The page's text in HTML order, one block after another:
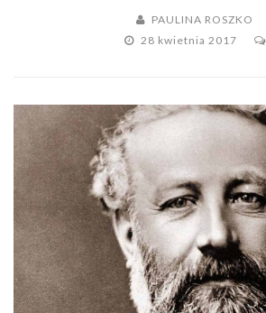
PAULINA ROSZKO
28 kwietnia 2017